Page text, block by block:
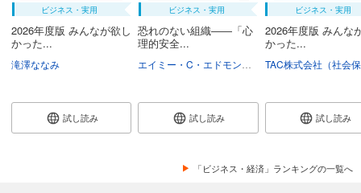
ビジネス・実用
2026年度版 みんなが欲し
かった...
滝澤ななみ
試し読み
ビジネス・実用
恐れのない組織――「心
理的安全...
野津智子 村瀬俊
試し読み
ビジネス・実用
2026年度版 みんな
かった...
試し読み
「ビジネス・経済」ランキングの一覧へ